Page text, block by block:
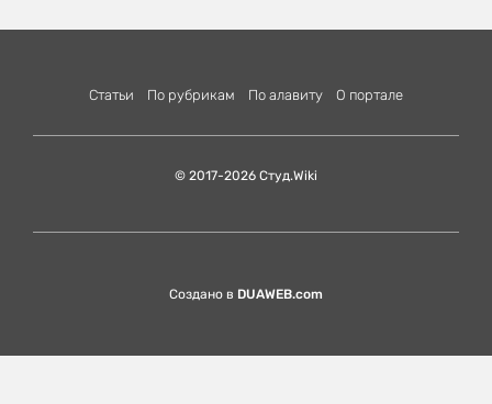
Статьи По рубрикам По алавиту О портале
© 2017-2026 Студ.Wiki
Создано в DUAWEB.com